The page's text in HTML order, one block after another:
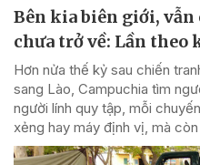
Bên kia biên giới,
chưa trở về: Lần theo
Hơn nửa thế kỷ sau chiến
sang Lào, Campuchia tìm
người lính quy tập, mỗi
xẻng hay máy định vị, mà